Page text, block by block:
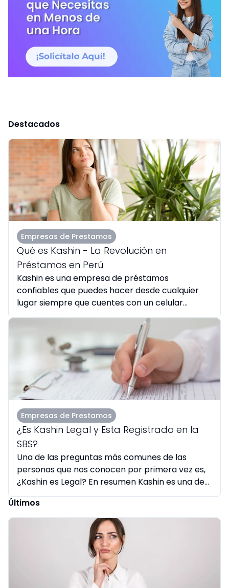
Destacados
Empresas de Prestamos
Qué es Kashin - La Revolución en
Préstamos en Perú
Kashin es una empresa de préstamos
confiables que puedes hacer desde cualquier
lugar siempre que cuentes con un celular...
Empresas de Prestamos
¿Es Kashin Legal y Esta Registrado en la
SBS?
Una de las preguntas más comunes de las
personas que nos conocen por primera vez es,
¿Kashin es Legal? En resumen Kashin es una de
las empresas que...
Últimos